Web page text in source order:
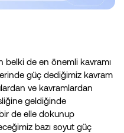
belki de en önemli kavramı
güç dediğimiz kavram
ve kavramlardan
geldiğinde
de elle dokunup
bazı soyut güç